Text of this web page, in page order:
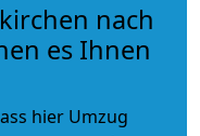
nach
es Ihnen
hier Umzug